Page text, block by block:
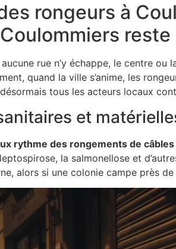
rongeurs à
reste
rue n’y échappe, le centre
quand la ville s’anime, les
tous les acteurs locaux
et
rythme des rongements de
la salmonellose et
alors si une colonie campe près